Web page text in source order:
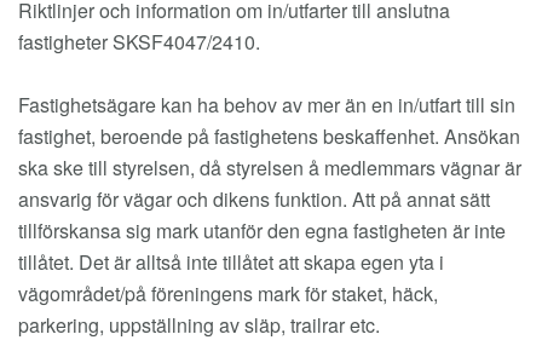
Riktlinjer och information om in/utfarter till anslutna
fastigheter SKSF4047/2410.
Fastighetsägare kan ha behov av mer än en in/utfart till sin
fastighet, beroende på fastighetens beskaffenhet. Ansökan
ska ske till styrelsen, då styrelsen å medlemmars vägnar är
ansvarig för vägar och dikens funktion. Att på annat sätt
tillförskansa sig mark utanför den egna fastigheten är inte
tillåtet. Det är alltså inte tillåtet att skapa egen yta i
vägområdet/på föreningens mark för staket, häck,
parkering, uppställning av släp, trailrar etc.